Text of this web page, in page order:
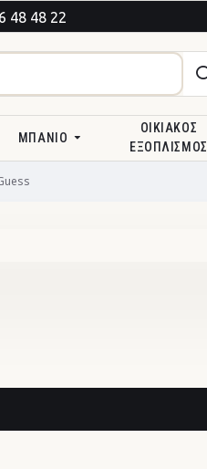
48 48 22
ΜΠΆΝΙΟ
ΟΙΚΙΑΚΌΣ
ΕΞΟΠΛΙΣΜΌΣ